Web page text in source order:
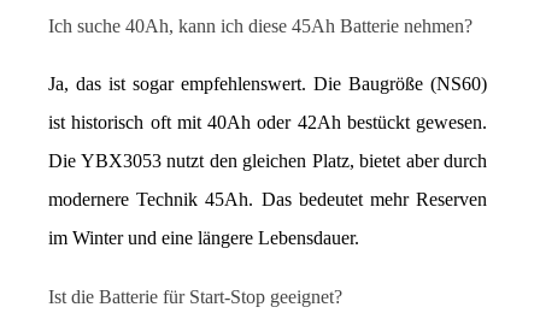
Ich suche 40Ah, kann ich diese 45Ah Batterie nehmen?
Ja, das ist sogar empfehlenswert. Die Baugröße (NS60)
ist historisch oft mit 40Ah oder 42Ah bestückt gewesen.
Die YBX3053 nutzt den gleichen Platz, bietet aber durch
modernere Technik 45Ah. Das bedeutet mehr Reserven
im Winter und eine längere Lebensdauer.
Ist die Batterie für Start-Stop geeignet?